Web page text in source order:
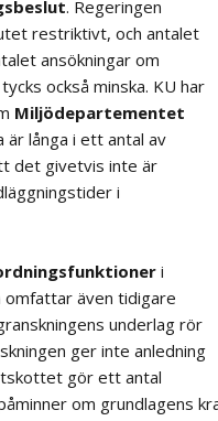
. Regeringen
restriktivt, och antalet
ansökningar om
också minska. KU har
Miljödepartementet
är långa i ett antal av
det givetvis inte är
i
i
omfattar även tidigare
underlag rör
ger inte anledning
gör ett antal
om grundlagens